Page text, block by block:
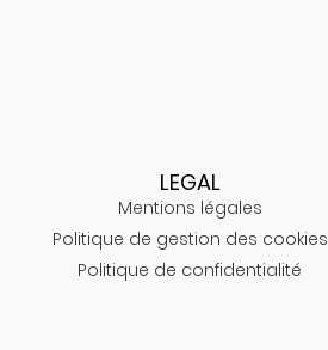
LEGAL
Mentions légales
Politique de gestion des cookies
Politique de confidentialité